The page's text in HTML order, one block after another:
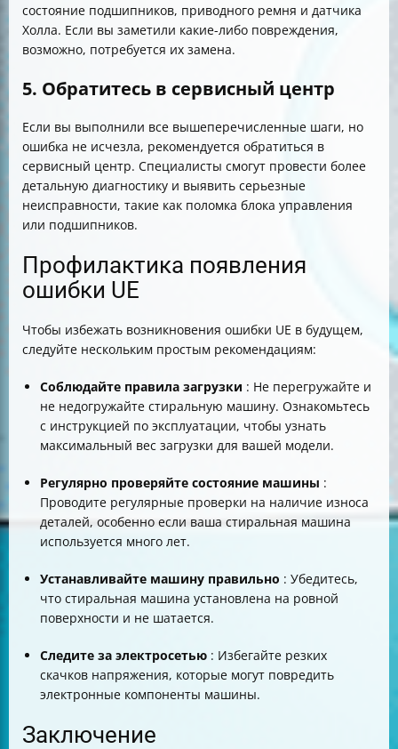
состояние подшипников, приводного ремня и датчика
Холла. Если вы заметили какие-либо повреждения,
возможно, потребуется их замена.
5. Обратитесь в сервисный центр
Если вы выполнили все вышеперечисленные шаги, но
ошибка не исчезла, рекомендуется обратиться в
сервисный центр. Специалисты смогут провести более
детальную диагностику и выявить серьезные
неисправности, такие как поломка блока управления
или подшипников.
Профилактика появления
ошибки UE
Чтобы избежать возникновения ошибки UE в будущем,
следуйте нескольким простым рекомендациям:
Соблюдайте правила загрузки : Не перегружайте и
не недогружайте стиральную машину. Ознакомьтесь
с инструкцией по эксплуатации, чтобы узнать
максимальный вес загрузки для вашей модели.
Регулярно проверяйте состояние машины :
Проводите регулярные проверки на наличие износа
деталей, особенно если ваша стиральная машина
используется много лет.
Устанавливайте машину правильно : Убедитесь,
что стиральная машина установлена на ровной
поверхности и не шатается.
Следите за электросетью : Избегайте резких
скачков напряжения, которые могут повредить
электронные компоненты машины.
Заключение